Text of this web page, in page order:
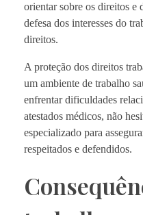
orientar sobre os direitos e
defesa dos interesses do
direitos.
A proteção dos direitos
um ambiente de trabalho
enfrentar dificuldades
atestados médicos, não
especializado para
respeitados e defendidos.